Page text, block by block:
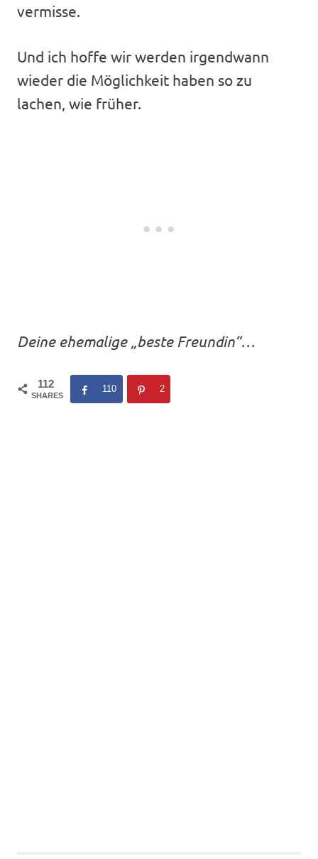
vermisse.
Und ich hoffe wir werden irgendwann
wieder die Möglichkeit haben so zu
lachen, wie früher.
Deine ehemalige „beste Freundin“…
112
SHARES
110 2